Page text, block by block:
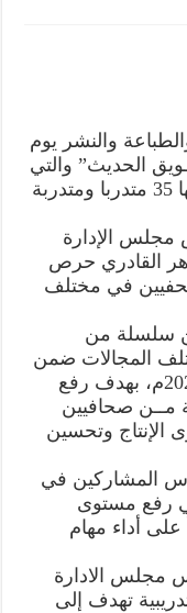
والنشر يوم
الحديث” والتي
استمرت لمدة خمسة أيام شارك فيها 35 متدربا ومتدربة
مجلس الإدارة
القادري حرص
في مختلف
سلسلة من
المجالات ضمن
برامج المؤسسـة التدريبية للعــام 2020م، بهدف رفع
مــن صحافيين
الإنتاج وتحسين
المشاركين في
في رفع مستوى
على أداء مهام
مجلس الادارة
تهدف إلى